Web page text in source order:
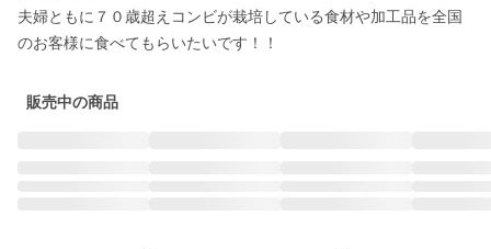
夫婦ともに７０歳超えコンビが栽培している食材や加工品を全国
のお客様に食べてもらいたいです！！
販売中の商品